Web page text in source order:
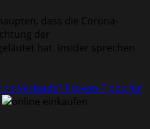
dass die Corona-
der
hat. Insider sprechen
Verkäufe? Proven-Tipps für